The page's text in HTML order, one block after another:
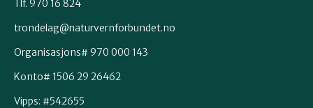
Tlf. 970 16 824
trondelag@naturvernforbundet.no
Organisasjons# 970 000 143
Konto# 1506 29 26462
Vipps: #542655